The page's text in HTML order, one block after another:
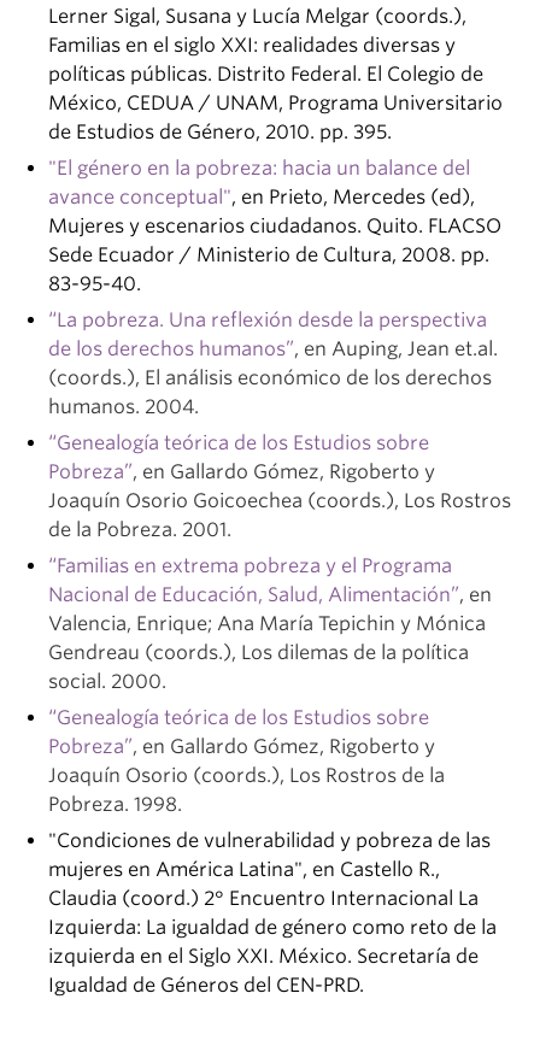
Lerner Sigal, Susana y Lucía Melgar (coords.),
Familias en el siglo XXI: realidades diversas y
políticas públicas. Distrito Federal. El Colegio de
México, CEDUA / UNAM, Programa Universitario
de Estudios de Género, 2010. pp. 395.
"El género en la pobreza: hacia un balance del
avance conceptual", en Prieto, Mercedes (ed),
Mujeres y escenarios ciudadanos. Quito. FLACSO
Sede Ecuador / Ministerio de Cultura, 2008. pp.
83-95-40.
“La pobreza. Una reflexión desde la perspectiva
de los derechos humanos”, en Auping, Jean et.al.
(coords.), El análisis económico de los derechos
humanos. 2004.
“Genealogía teórica de los Estudios sobre
Pobreza”, en Gallardo Gómez, Rigoberto y
Joaquín Osorio Goicoechea (coords.), Los Rostros
de la Pobreza. 2001.
“Familias en extrema pobreza y el Programa
Nacional de Educación, Salud, Alimentación”, en
Valencia, Enrique; Ana María Tepichin y Mónica
Gendreau (coords.), Los dilemas de la política
social. 2000.
“Genealogía teórica de los Estudios sobre
Pobreza”, en Gallardo Gómez, Rigoberto y
Joaquín Osorio (coords.), Los Rostros de la
Pobreza. 1998.
"Condiciones de vulnerabilidad y pobreza de las
mujeres en América Latina", en Castello R.,
Claudia (coord.) 2° Encuentro Internacional La
Izquierda: La igualdad de género como reto de la
izquierda en el Siglo XXI. México. Secretaría de
Igualdad de Géneros del CEN-PRD.